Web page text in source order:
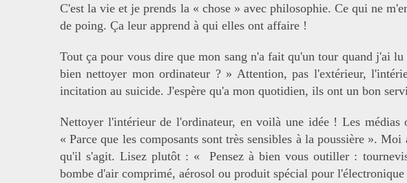
C'est la vie et je prends la « chose » avec philosophie. Ce qui ne
de poing. Ça leur apprend à qui elles ont affaire !
Tout ça pour vous dire que mon sang n'a fait qu'un tour quand j'ai
bien nettoyer mon ordinateur ? » Attention, pas l'extérieur,
incitation au suicide. J'espère qu'a mon quotidien, ils ont un bon
Nettoyer l'intérieur de l'ordinateur, en voilà une idée ! Les
« Parce que les composants sont très sensibles à la poussière ».
qu'il s'agit. Lisez plutôt : « Pensez à bien vous outiller :
bombe d'air comprimé, aérosol ou produit spécial pour